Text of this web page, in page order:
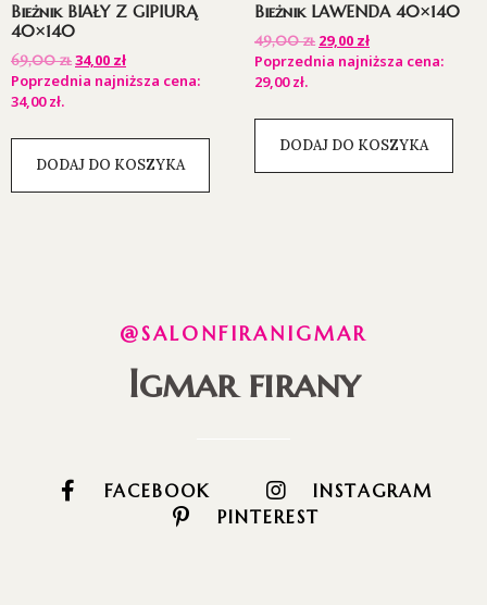
Bieżnik BIAŁY Z GIPIURĄ
40×140
69,00zł34,00 zł
Poprzednia najniższa cena:
34,00zł.
DODAJ DO KOSZYKA
Bieżnik LAWENDA 40×140
49,00zł 29,00 zł
Poprzednia najniższa cena:
29,00zł.
DODAJ DO KOSZYKA
@SALONFIRANIGMAR
Igmar firany
FACEBOOK
INSTAGRAM
PINTEREST